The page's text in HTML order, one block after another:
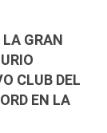
GRAN
CLUB DEL
EN LA